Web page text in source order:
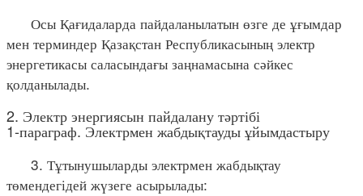
Осы Қағидаларда пайдаланылатын өзге де ұғымдар
мен терминдер Қазақстан Республикасының электр
энергетикасы саласындағы заңнамасына сәйкес
қолданылады.
2. Электр энергиясын пайдалану тәртібі
1-параграф. Электрмен жабдықтауды ұйымдастыру
3. Тұтынушыларды электрмен жабдықтау
төмендегідей жүзеге асырылады: